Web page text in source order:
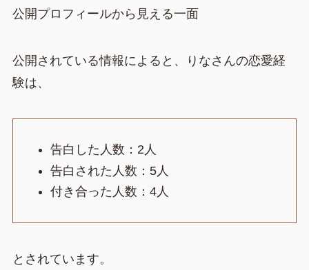
公開プロフィールから見える一面
公開されている情報によると、りなさんの恋愛経
験は、
告白した人数：2人
告白された人数：5人
付き合った人数：4人
とされています。